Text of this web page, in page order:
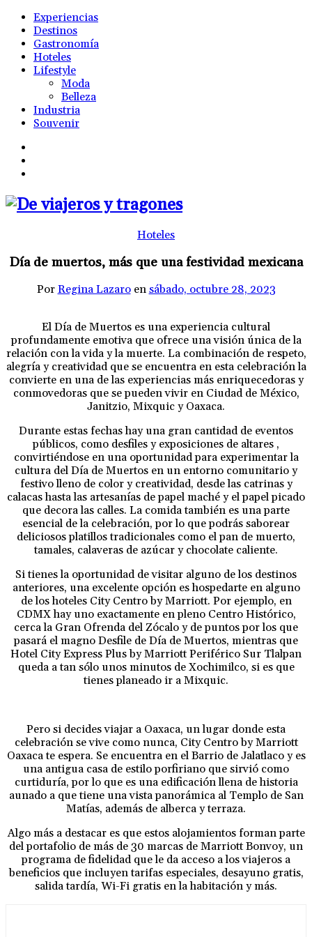
Experiencias
Destinos
Gastronomía
Hoteles
Lifestyle
Moda
Belleza
Industria
Souvenir
Hoteles
Día de muertos, más que una festividad mexicana
Por Regina Lazaro en sábado, octubre 28, 2023
El Día de Muertos es una experiencia cultural
profundamente emotiva que ofrece una visión única de la
relación con la vida y la muerte. La combinación de respeto,
alegría y creatividad que se encuentra en esta celebración la
convierte en una de las experiencias más enriquecedoras y
conmovedoras que se pueden vivir en Ciudad de México,
Janitzio, Mixquic y Oaxaca.
Durante estas fechas hay una gran cantidad de eventos
públicos, como desfiles y exposiciones de altares ,
convirtiéndose en una oportunidad para experimentar la
cultura del Día de Muertos en un entorno comunitario y
festivo lleno de color y creatividad, desde las catrinas y
calacas hasta las artesanías de papel maché y el papel picado
que decora las calles. La comida también es una parte
esencial de la celebración, por lo que podrás saborear
deliciosos platillos tradicionales como el pan de muerto,
tamales, calaveras de azúcar y chocolate caliente.
Si tienes la oportunidad de visitar alguno de los destinos
anteriores, una excelente opción es hospedarte en alguno
de los hoteles City Centro by Marriott. Por ejemplo, en
CDMX hay uno exactamente en pleno Centro Histórico,
cerca la Gran Ofrenda del Zócalo y de puntos por los que
pasará el magno Desfile de Día de Muertos, mientras que
Hotel City Express Plus by Marriott Periférico Sur Tlalpan
queda a tan sólo unos minutos de Xochimilco, si es que
tienes planeado ir a Mixquic.
Pero si decides viajar a Oaxaca, un lugar donde esta
celebración se vive como nunca, City Centro by Marriott
Oaxaca te espera. Se encuentra en el Barrio de Jalatlaco y es
una antigua casa de estilo porfiriano que sirvió como
curtiduría, por lo que es una edificación llena de historia
aunado a que tiene una vista panorámica al Templo de San
Matías, además de alberca y terraza.
Algo más a destacar es que estos alojamientos forman parte
del portafolio de más de 30 marcas de Marriott Bonvoy, un
programa de fidelidad que le da acceso a los viajeros a
beneficios que incluyen tarifas especiales, desayuno gratis,
salida tardía, Wi-Fi gratis en la habitación y más.